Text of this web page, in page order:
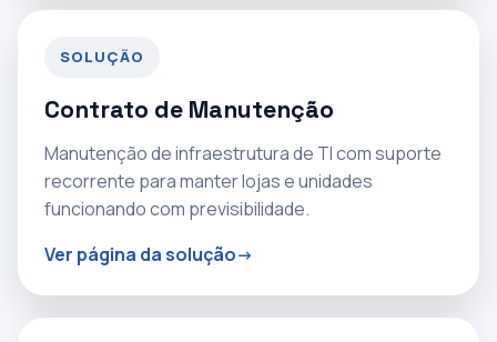
SOLUÇÃO
Contrato de Manutenção
Manutenção de infraestrutura de TI com suporte
recorrente para manter lojas e unidades
funcionando com previsibilidade.
Ver página da solução